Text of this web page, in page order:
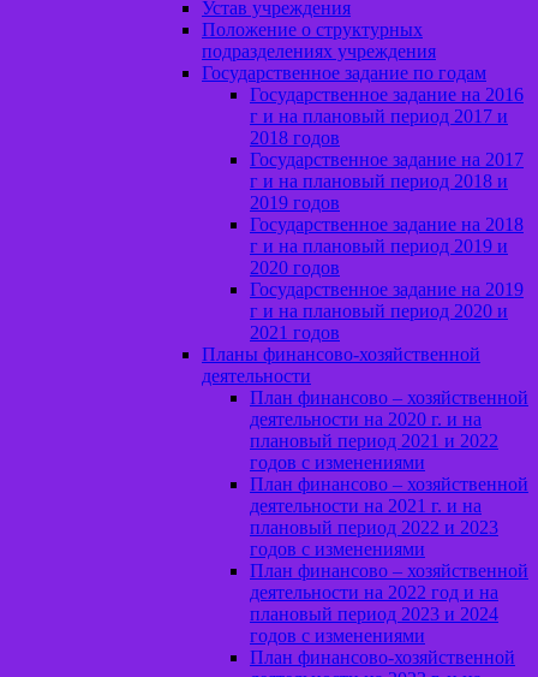
Устав учреждения
Положение о структурных
подразделениях учреждения
Государственное задание по годам
Государственное задание на 2016
г и на плановый период 2017 и
2018 годов
Государственное задание на 2017
г и на плановый период 2018 и
2019 годов
Государственное задание на 2018
г и на плановый период 2019 и
2020 годов
Государственное задание на 2019
г и на плановый период 2020 и
2021 годов
Планы финансово-хозяйственной
деятельности
План финансово – хозяйственной
деятельности на 2020 г. и на
плановый период 2021 и 2022
годов с изменениями
План финансово – хозяйственной
деятельности на 2021 г. и на
плановый период 2022 и 2023
годов с изменениями
План финансово – хозяйственной
деятельности на 2022 год и на
плановый период 2023 и 2024
годов с изменениями
План финансово-хозяйственной